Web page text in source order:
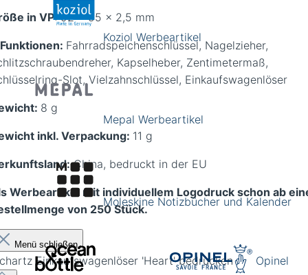
Koziol Werbeartikel
Mepal Werbeartikel
Moleskine Notizbücher und Kalender
Opinel
in VP:92 x 55 x 2,5 mm
Fahrradspeichenschlüssel, Nagelzieher,
Kapselheber, Zentimetermaß,
Slot, Vielzahnschlüssel, Einkaufswagenlöser
8 g
inkl. Verpackung: 11 g
China, bedruckt in der EU
Werbeartikel mit individuellem Logodruck schon ab
von 250 Stück.
Menü schließen
Einkaufswagenlöser 'Heart' bedrucken